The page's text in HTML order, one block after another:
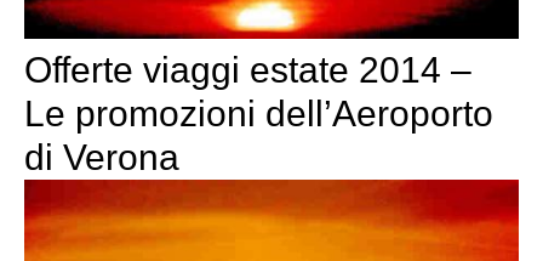
Offerte viaggi estate 2014 –
Le promozioni dell’Aeroporto
di Verona